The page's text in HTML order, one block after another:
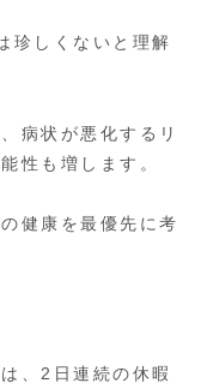
珍しくないと理解
病状が悪化するリ
性も増します。
健康を最優先に考
、2日連続の休暇